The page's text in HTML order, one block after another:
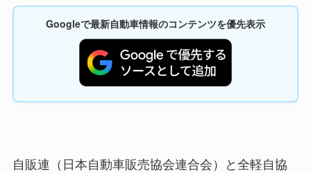
Googleで最新自動車情報のコンテンツを優先表示
自販連（日本自動車販売協会連合会）と全軽自協